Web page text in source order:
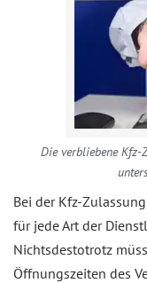
Die verbliebene
Bei der Kfz-
für jede Art der
Nichtsdestotrotz
Öffnungszeiten des